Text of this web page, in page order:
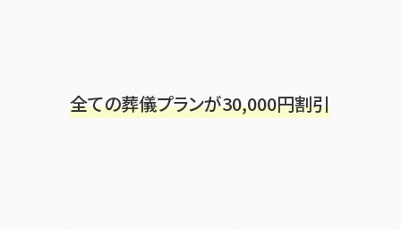
全ての葬儀プランが30,000円割引